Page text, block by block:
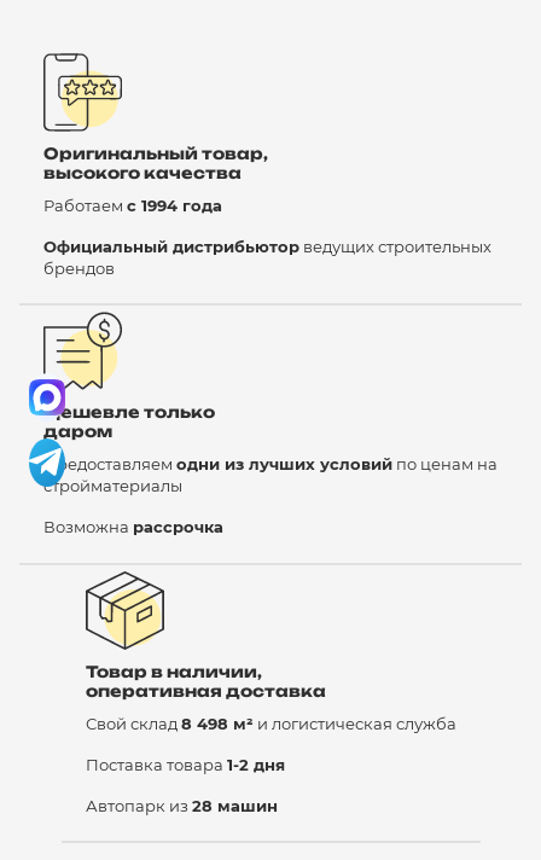
Оригинальный товар,
высокого качества
Работаем с 1994 года
Официальный дистрибьютор ведущих строительных
брендов
Дешевле только
даром
Предоставляем одни из лучших условий по ценам на
стройматериалы
Возможна рассрочка
Товар в наличии,
оперативная доставка
Свой склад 8 498 м² и логистическая служба
Поставка товара 1-2 дня
Автопарк из 28 машин